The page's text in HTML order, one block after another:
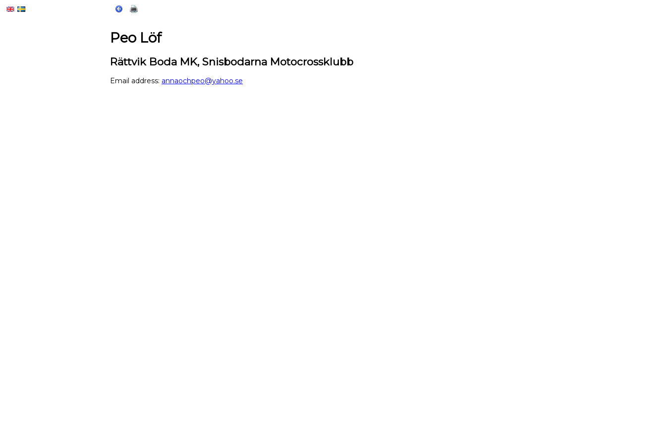
Peo Löf
Rättvik Boda MK, Snisbodarna Motocrossklubb
Email address: annaochpeo@yahoo.se